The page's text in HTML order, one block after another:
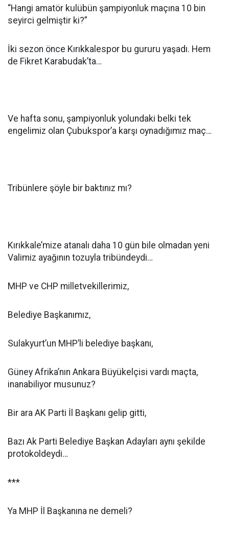
“Hangi amatör kulübün şampiyonluk maçına 10 bin
seyirci gelmiştir ki?”
İki sezon önce Kırıkkalespor bu gururu yaşadı. Hem
de Fikret Karabudak’ta…
Ve hafta sonu, şampiyonluk yolundaki belki tek
engelimiz olan Çubukspor’a karşı oynadığımız maç…
Tribünlere şöyle bir baktınız mı?
Kırıkkale’mize atanalı daha 10 gün bile olmadan yeni
Valimiz ayağının tozuyla tribündeydi…
MHP ve CHP milletvekillerimiz,
Belediye Başkanımız,
Sulakyurt’un MHP’li belediye başkanı,
Güney Afrika’nın Ankara Büyükelçisi vardı maçta,
inanabiliyor musunuz?
Bir ara AK Parti İl Başkanı gelip gitti,
Bazı Ak Parti Belediye Başkan Adayları aynı şekilde
protokoldeydi…
***
Ya MHP İl Başkanına ne demeli?